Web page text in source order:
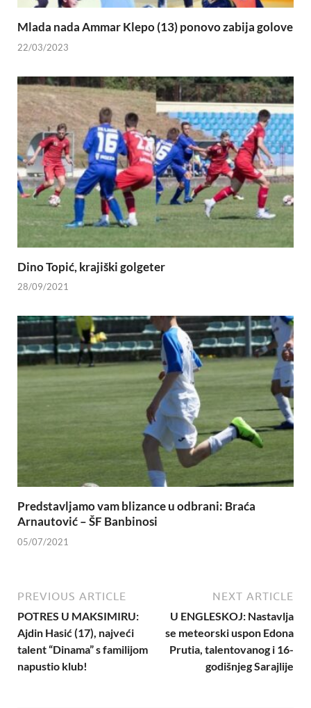
Mlada nada Ammar Klepo (13) ponovo zabija golove
22/03/2023
Dino Topić, krajiški golgeter
28/09/2021
Predstavljamo vam blizance u odbrani: Braća
Arnautović – ŠF Banbinosi
05/07/2021
PREVIOUS ARTICLE
POTRES U MAKSIMIRU:
Ajdin Hasić (17), najveći
talent “Dinama” s familijom
napustio klub!
NEXT ARTICLE
U ENGLESKOJ: Nastavlja
se meteorski uspon Edona
Prutia, talentovanog i 16-
godišnjeg Sarajlije